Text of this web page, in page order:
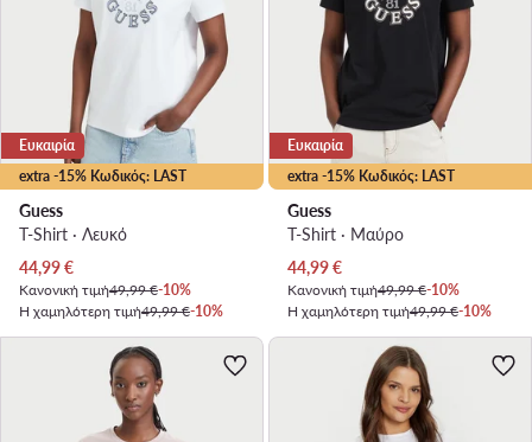
extra -15% Κωδικός: LAST
Ευκαιρία
Guess
T-Shirt · Λευκό
Τρέχουσα τιμή
44,99€
Κανονική τιμή49,99 €-10%
Η χαμηλότερη τιμή49,99 €-10%
extra -15% Κωδικός: LAST
Ευκαιρία
Guess
T-Shirt · Μαύρο
Τρέχουσα τιμή
44,99€
Κανονική τιμή49,99 €-10%
Η χαμηλότερη τιμή49,99 €-10%